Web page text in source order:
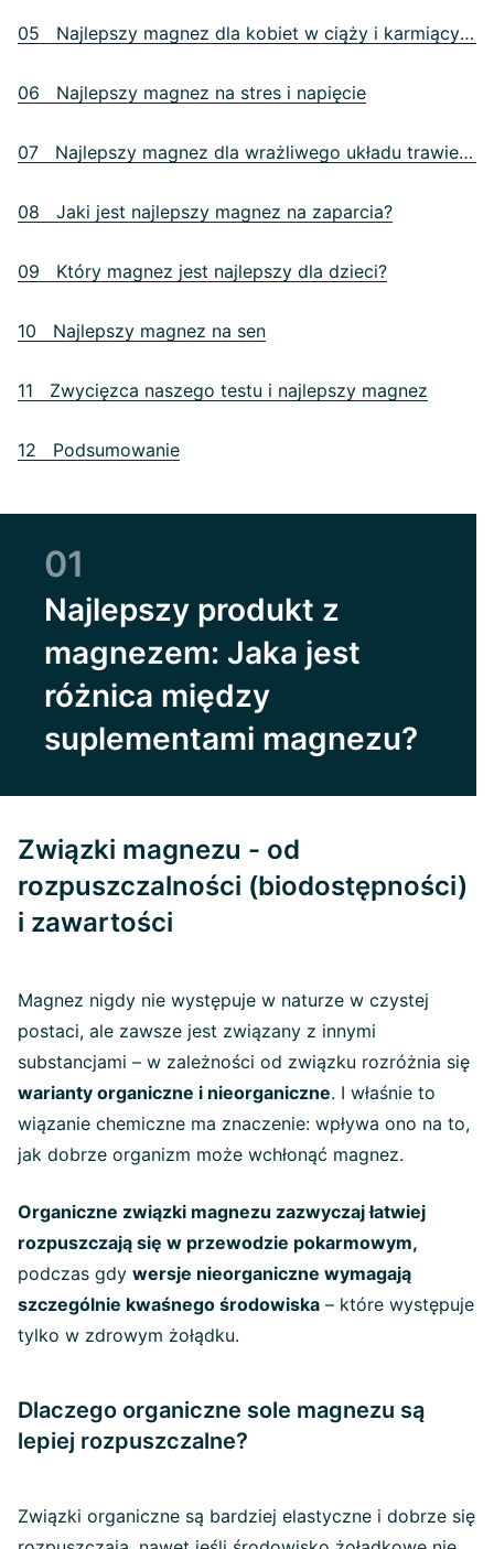
05 Najlepszy magnez dla kobiet w ciąży i karmiących piersią
06 Najlepszy magnez na stres i napięcie
07 Najlepszy magnez dla wrażliwego układu trawiennego
08 Jaki jest najlepszy magnez na zaparcia?
09 Który magnez jest najlepszy dla dzieci?
10 Najlepszy magnez na sen
11 Zwycięzca naszego testu i najlepszy magnez
12 Podsumowanie
01
Najlepszy produkt z
magnezem: Jaka jest
różnica między
suplementami magnezu?
Związki magnezu - od
rozpuszczalności (biodostępności)
i zawartości
Magnez nigdy nie występuje w naturze w czystej
postaci, ale zawsze jest związany z innymi
substancjami – w zależności od związku rozróżnia się
warianty organiczne i nieorganiczne. I właśnie to
wiązanie chemiczne ma znaczenie: wpływa ono na to,
jak dobrze organizm może wchłonąć magnez.
Organiczne związki magnezu zazwyczaj łatwiej
rozpuszczają się w przewodzie pokarmowym,
podczas gdy wersje nieorganiczne wymagają
szczególnie kwaśnego środowiska – które występuje
tylko w zdrowym żołądku.
Dlaczego organiczne sole magnezu są
lepiej rozpuszczalne?
Związki organiczne są bardziej elastyczne i dobrze się